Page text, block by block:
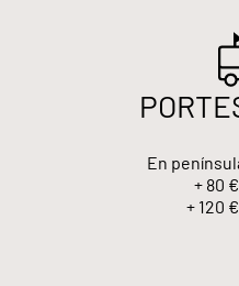
En
+ 80
+ 120